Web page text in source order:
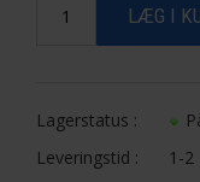
Lagerstatus :
Leveringstid :
1-